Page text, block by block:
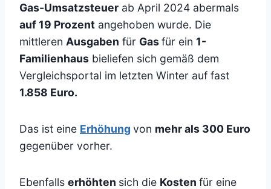
Gas-Umsatzsteuer ab April 2024 abermals
auf 19 Prozent angehoben wurde. Die
mittleren Ausgaben für Gasfür ein 1-
Familienhaus bieliefen sich gemäß dem
Vergleichsportal im letzten Winter auf fast
1.858 Euro.
Das ist eine Erhöhung von mehr als 300 Euro
gegenüber vorher.
Ebenfalls erhöhten sich die Kosten für eine